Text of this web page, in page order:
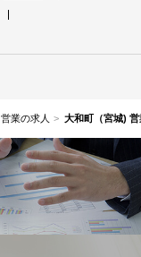
営業の求人 大和町（宮城)